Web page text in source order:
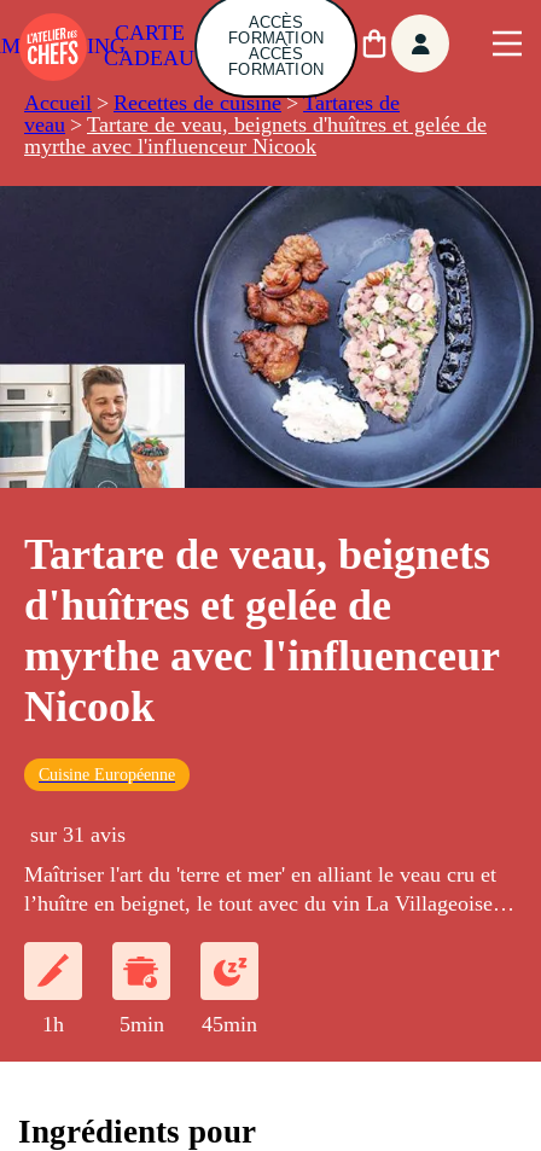
CARTE
CADEAU
ACCÈS
FORMATION
ACCÈS
FORMATION
Accueil > Recettes de cuisine > Tartares de
veau > Tartare de veau, beignets d'huîtres et gelée de
myrthe avec l'influenceur Nicook
Tartare de veau, beignets
d'huîtres et gelée de
myrthe avec l'influenceur
Nicook
Cuisine Européenne
sur 31 avis
Maîtriser l'art du 'terre et mer' en alliant le veau cru et
l’huître en beignet, le tout avec du vin La Villageoise
1h 5min 45min
Ingrédients pour